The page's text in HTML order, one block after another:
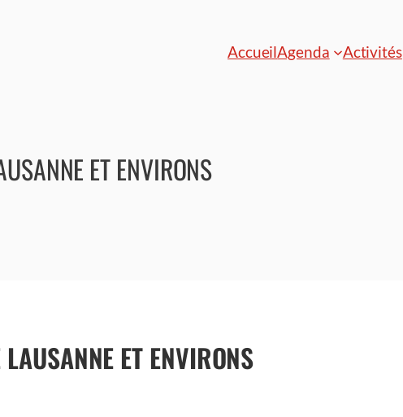
AccueilAgenda Activités
ET ENVIRONS
ET ENVIRONS